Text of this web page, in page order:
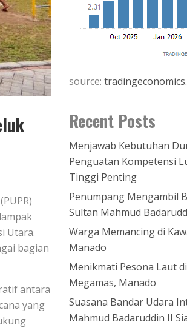
Utara.
bagian
antara
yang
source:
Recent Posts
Menjawab Kebutuhan
Penguatan Kompetensi
Tinggi Penting
Penumpang Mengambil
Sultan Mahmud
Warga Memancing di
Manado
Menikmati Pesona Laut
Megamas, Manado
Suasana Bandar Udara
Mahmud Badaruddin II